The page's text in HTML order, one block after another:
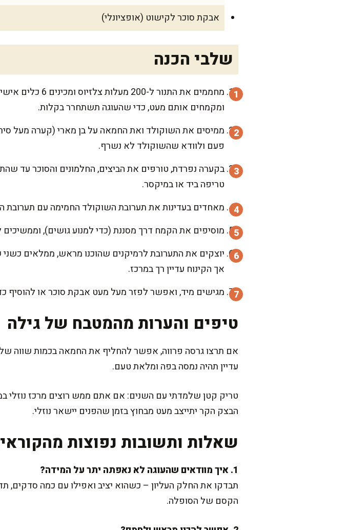
אבקת סוכר לקישוט (אופציונלי)
שלבי הכנה
מחממים את
ומקמחים אותם מעט, כדי שהעוגה תשתחרר בקלות.
ממיסים את השוקולד ואת החמאה על בן מארי (קערה מעל
פעם ולוודא שהשוקולד לא נשרף.
בקערה נפרדת, טורפים את הביצים, החלמונים והסוכר עד
טריפה ביד או במיקסר.
מאחדים בעדינות את תערובת השוקולד החמימה עם תערובת
מוסיפים את הקמח דרך מסננת (כדי למנוע גושים),
אך הקינוח עדיין רך במרכז.
מגישים מיד, ואפשר לפזר מעל מעט אבקת סוכר או להוסיף
טיפים והערות מהמטבח של גילה
אם תרצו גרסה פרווה, אפשר להחליף את החמאה בכמות שווה
עדיין תהיה נמסה בפה ומלאת טעם.
טריק קטן שלמדתי עם השנים: אם אתם ממש רוצים מרכז נוזלי
הבצק הקר יתייצב מעט מבחוץ בזמן שהפנים יישאר נוזלי.
שאלות ותשובות נפוצות
1. איך מוודאים שהעוגה לא נאפתה יתר על המידה?
תבדקו את החלק העליון – כשהוא יציב ואפילו עם כמה סדקים,
הקסם של הסופלה.